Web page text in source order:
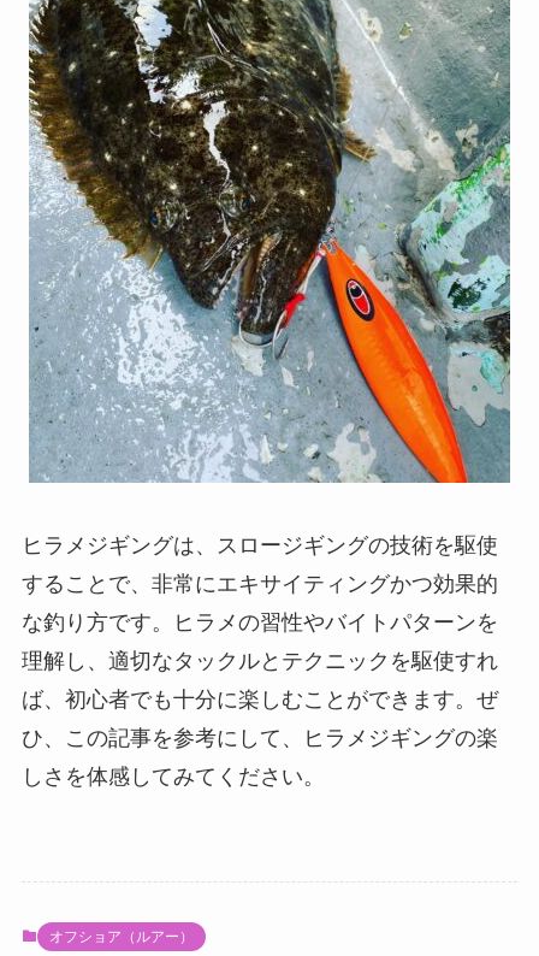
ヒラメジギングは、スロージギングの技術を駆使
することで、非常にエキサイティングかつ効果的
な釣り方です。ヒラメの習性やバイトパターンを
理解し、適切なタックルとテクニックを駆使すれ
ば、初心者でも十分に楽しむことができます。ぜ
ひ、この記事を参考にして、ヒラメジギングの楽
しさを体感してみてください。
オフショア（ルアー）